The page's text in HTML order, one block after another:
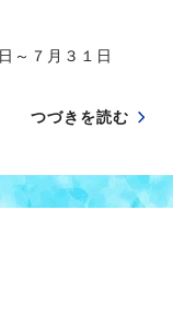
～７月３１日
つづきを読む